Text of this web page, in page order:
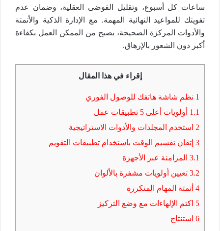
ساعات كل أسبوع، وتقليل الفوضى العقلية، وضمان عدم
تفويتك للمواعيد النهائية المهمة. مع الإدارة الذكية والأتمتة
والأدوات المركزة الصحيحة، يصبح من الممكن العمل بكفاءة
أكبر دون الشعور بالإرهاق.
إقراء في هذا المقال
1 نظم شاشة هاتفك للوصول الفوري
1.1 أولويات أعلى 5 تطبيقات عمل
2 استخدم المجلدات والأدوات الاستراتيجية
3 إتقان تقسيم الوقت باستخدام تطبيقات التقويم
3.1 المزامنة عبر الأجهزة
3.2 تعيين أولويات مشفرة بالألوان
4 أتمتة المهام المتكررة
5 اكتم الإلهاءات مع وضع التركيز
6 استنتاج